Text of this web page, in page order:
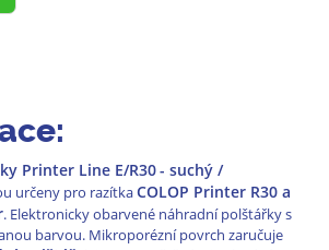
Printer Line E/R30- suchý /
určeny pro razítkaCOLOP Printer R30 a
. Elektronicky obarvené náhradní polštářky s
barvou. Mikroporézní povrch zaručuje